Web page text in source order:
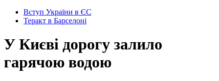
Вступ України в ЄС
Теракт в Барселоні
У Києві дорогу залило
гарячою водою